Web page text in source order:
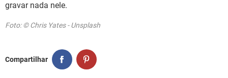
gravar nada nele.
Foto: © Chris Yates - Unsplash
Compartilhar